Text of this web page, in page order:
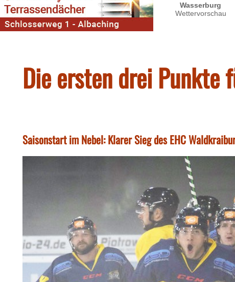
Die ersten drei Punkte
Saisonstart im Nebel: Klarer Sieg des EHC